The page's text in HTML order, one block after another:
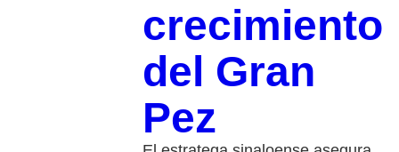
crecimiento
del Gran
Pez